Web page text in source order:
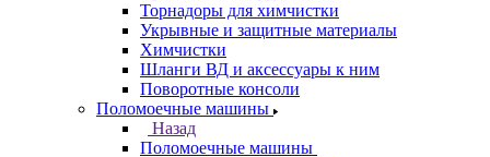
Торнадоры для химчистки
Укрывные и защитные материалы
Химчистки
Шланги ВД и аксессуары к ним
Поворотные консоли
Поломоечные машины
Назад
Поломоечные машины